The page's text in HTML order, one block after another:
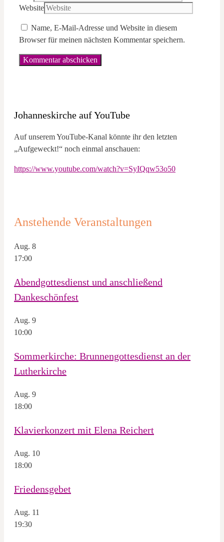
Website
Name, E-Mail-Adresse und Website in diesem
Browser für meinen nächsten Kommentar speichern.
Johanneskirche auf YouTube
Auf unserem YouTube-Kanal könnte ihr den letzten
„Aufgeweckt!“ noch einmal anschauen:
https://www.youtube.com/watch?v=SyIQqw53o50
Anstehende Veranstaltungen
Aug. 8
17:00
Abendgottesdienst und anschließend
Dankeschönfest
Aug. 9
10:00
Sommerkirche: Brunnengottesdienst an der
Lutherkirche
Aug. 9
18:00
Klavierkonzert mit Elena Reichert
Aug. 10
18:00
Friedensgebet
Aug. 11
19:30